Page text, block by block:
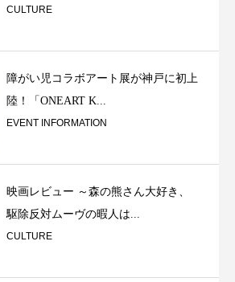
CULTURE
障がい児コラボアート展が神戸に初上
陸！「ONEART K...
EVENT INFORMATION
映画レビュー ～森の熊さん大好き、
駆除反対ムーヴの暇人は...
CULTURE